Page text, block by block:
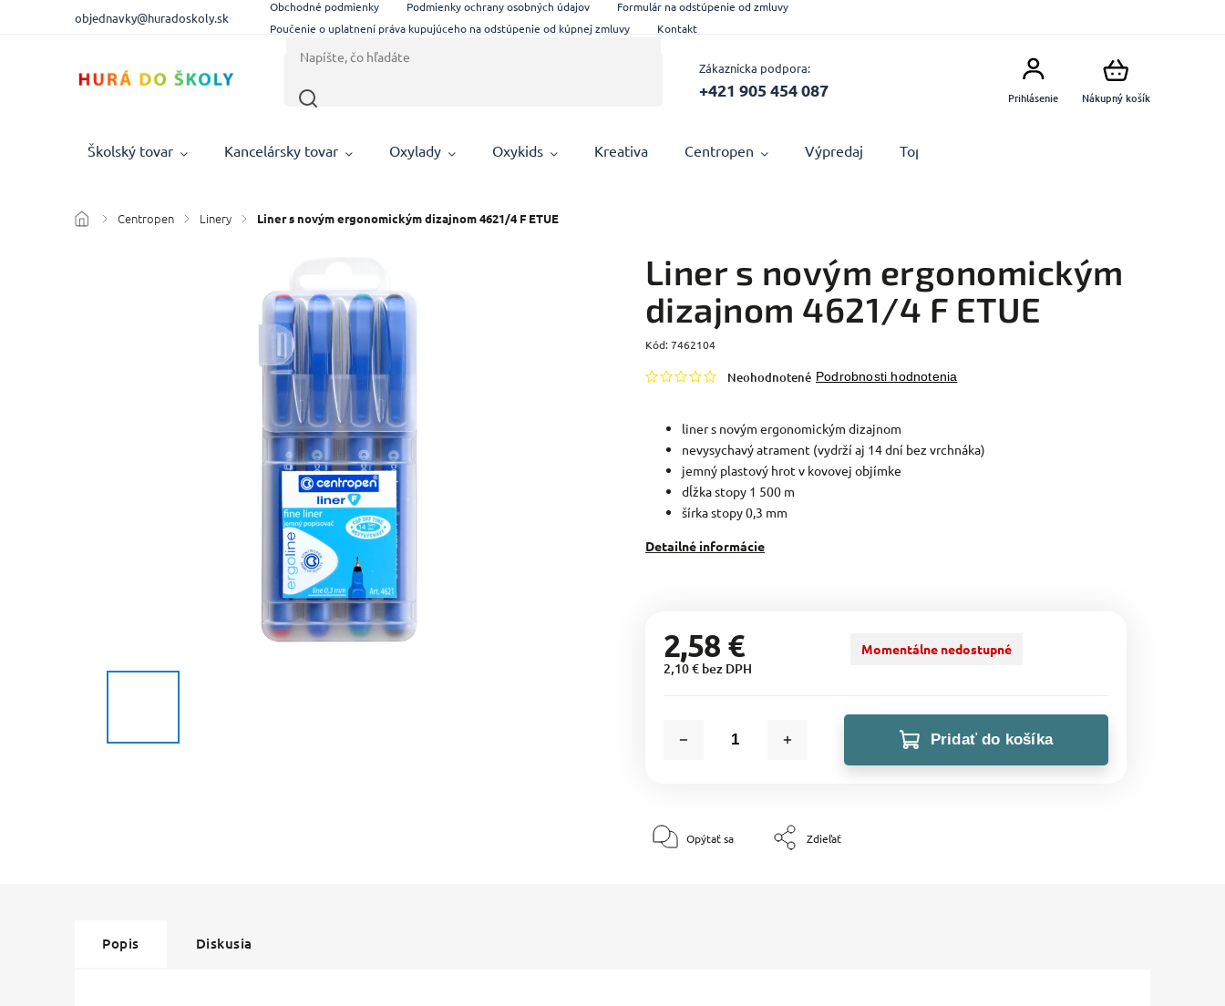
objednavky@huradoskoly.sk
Obchodné podmienky Podmienky ochrany osobných údajov
Formulár na odstúpenie od zmluvy
Poučenie o uplatnení práva kupujúceho na odstúpenie od kúpnej zmluvy
Kontakt
Zákaznícka podpora:
+421 905 454 087 Nákupný košík
Prihlásenie
Školský tovar Kancelársky tovar Oxylady Oxykids Kreativa Centropen Výpredaj Top produkty
/ Centropen / Linery / Liner s novým ergonomickým dizajnom 4621/4 F ETUE
Liner s novým ergonomickým
dizajnom 4621/4 F ETUE
Kód:7462104
Neohodnotené Podrobnosti hodnotenia
liner s novým ergonomickým dizajnom
nevysychavý atrament (vydrží aj 14 dní bez vrchnáka)
jemný plastový hrot v kovovej objímke
dĺžka stopy 1 500 m
šírka stopy 0,3 mm
Detailné informácie
2,58 €
2,10 € bez DPH
Momentálne nedostupné
Pridať do košíka
Opýtať sa Zdieľať
Popis Diskusia